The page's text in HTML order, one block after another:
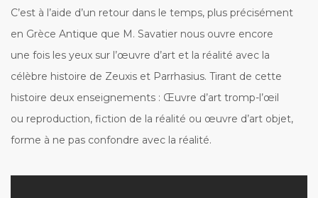
C’est à l’aide d’un retour dans le temps, plus précisément
en Grèce Antique que M. Savatier nous ouvre encore
une fois les yeux sur l’œuvre d’art et la réalité avec la
célèbre histoire de Zeuxis et Parrhasius. Tirant de cette
histoire deux enseignements : Œuvre d’art tromp-l’œil
ou reproduction, fiction de la réalité ou œuvre d’art objet,
forme à ne pas confondre avec la réalité.